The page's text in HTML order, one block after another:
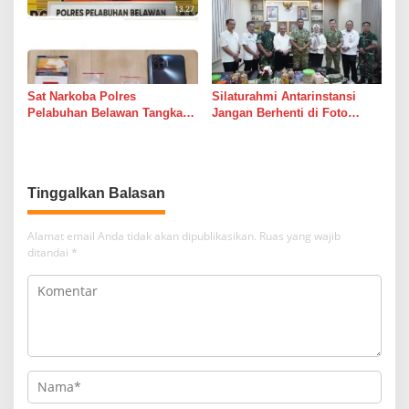
Sat Narkoba Polres
Pelabuhan Belawan Tangkap
Silaturahmi Antarinstansi
Jangan Berhenti di Foto
Tinggalkan Balasan
Alamat email Anda tidak akan dipublikasikan. Ruas yang wajib
ditandai *